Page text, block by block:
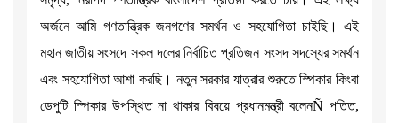
অর্জনে আমি গণতান্ত্রিক জনগণের সমর্থন ও সহযোগিতা চাইছি। এই
মহান জাতীয় সংসদে সকল দলের নির্বাচিত প্রতিজন সংসদ সদস্যের সমর্থন
এবং সহযোগিতা আশা করছি। নতুন সরকার যাত্রার শুরুতে স্পিকার কিংবা
ডেপুটি স্পিকার উপস্থিত না থাকার বিষয়ে প্রধানমন্ত্রী বলেনÑ পতিত,